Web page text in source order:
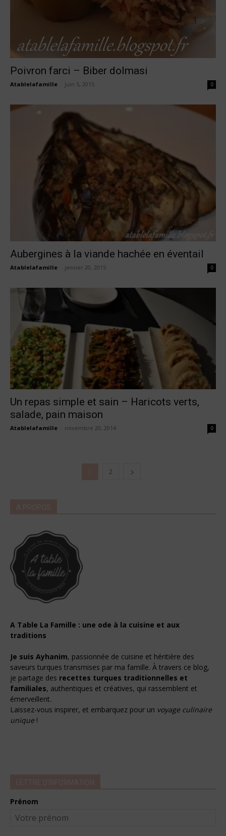
Poivron farci – Biber dolmasi
Atablelafamille juin 5, 2015 0
Aubergines à la viande hachée en éventail
Atablelafamille janvier 20, 2015 0
Un repas simple et sain – Haricots verts,
salade, pain maison
Atablelafamille novembre 20, 2014 0
2
A Table La Famille : une ode à la cuisine et aux
traditions
Je suis Ayhanim, passionnée de cuisine et héritière des
saveurs turques transmises par ma famille. À travers ce blog,
je partage des recettes turques traditionnelles et
familiales, authentiques et créatives, qui rassemblent et
émerveillent.
Laissez-vous inspirer, et embarquez pour un voyage culinaire
unique !
Prénom